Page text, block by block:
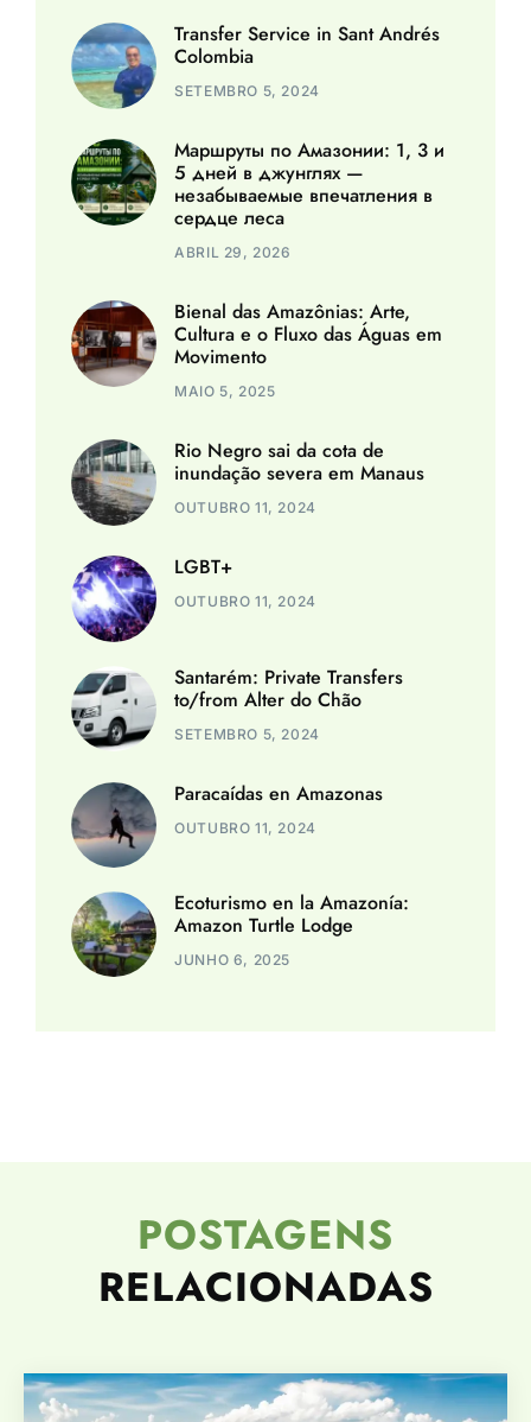
Transfer Service in Sant Andrés
Colombia
SETEMBRO 5, 2024
Маршруты по Амазонии: 1, 3 и
5 дней в джунглях —
незабываемые впечатления в
сердце леса
ABRIL 29, 2026
Bienal das Amazônias: Arte,
Cultura e o Fluxo das Águas em
Movimento
MAIO 5, 2025
Rio Negro sai da cota de
inundação severa em Manaus
OUTUBRO 11, 2024
LGBT+
OUTUBRO 11, 2024
Santarém: Private Transfers
to/from Alter do Chão
SETEMBRO 5, 2024
Paracaídas en Amazonas
OUTUBRO 11, 2024
Ecoturismo en la Amazonía:
Amazon Turtle Lodge
JUNHO 6, 2025
POSTAGENS
RELACIONADAS